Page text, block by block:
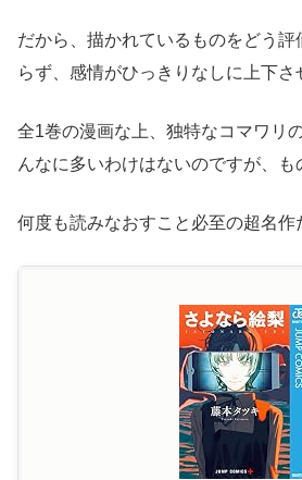
だから、描かれているものをどう
らず、感情がひっきりなしに上下さ
全1巻の漫画な上、独特なコマワリ
んなに多いわけはないのですが、も
何度も読みなおすこと必至の超名作